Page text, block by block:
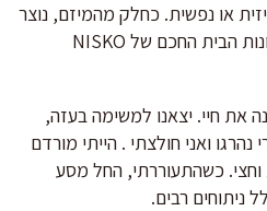
או נפשית. כחלק מהמיזם, נוצר
שיתוף פעולה עם חטיבת פתרונות הבית החכם של NISKO
ששינה את חיי. יצאנו למשימה בעזה,
ואני חולצתי . הייתי מורדם
כשהתעוררתי, החל מסע